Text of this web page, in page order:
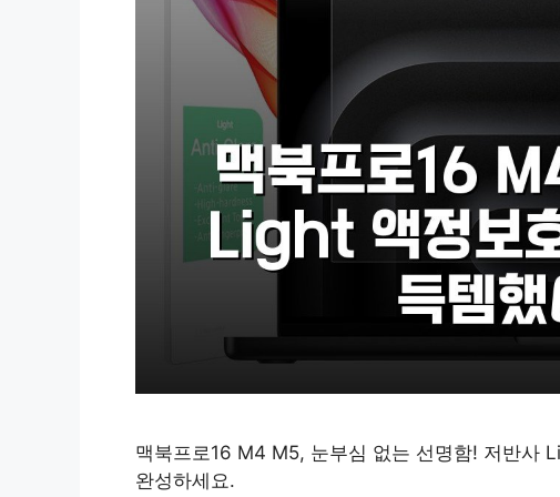
맥북프로16 M4 M5, 눈부심 없는 선명함! 저반사
완성하세요.